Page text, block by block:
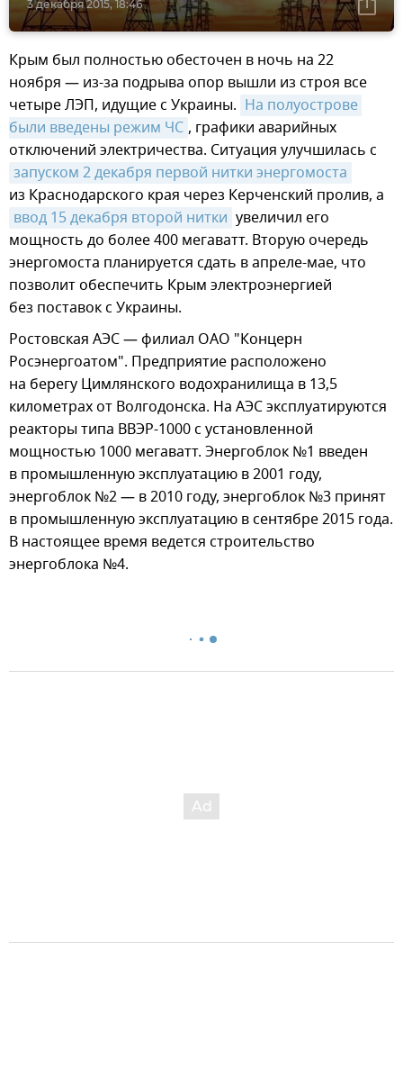
3 декабря 2015, 18:46
Крым был полностью обесточен в ночь на 22
ноября — из-за подрыва опор вышли из строя все
четыре ЛЭП, идущие с Украины. На полуострове
были введены режим ЧС , графики аварийных
отключений электричества. Ситуация улучшилась с
запуском 2 декабря первой нитки энергомоста
из Краснодарского края через Керченский пролив, а
ввод 15 декабря второй нитки увеличил его
мощность до более 400 мегаватт. Вторую очередь
энергомоста планируется сдать в апреле-мае, что
позволит обеспечить Крым электроэнергией
без поставок с Украины.
Ростовская АЭС — филиал ОАО "Концерн
Росэнергоатом". Предприятие расположено
на берегу Цимлянского водохранилища в 13,5
километрах от Волгодонска. На АЭС эксплуатируются
реакторы типа ВВЭР-1000 с установленной
мощностью 1000 мегаватт. Энергоблок №1 введен
в промышленную эксплуатацию в 2001 году,
энергоблок №2 — в 2010 году, энергоблок №3 принят
в промышленную эксплуатацию в сентябре 2015 года.
В настоящее время ведется строительство
энергоблока №4.